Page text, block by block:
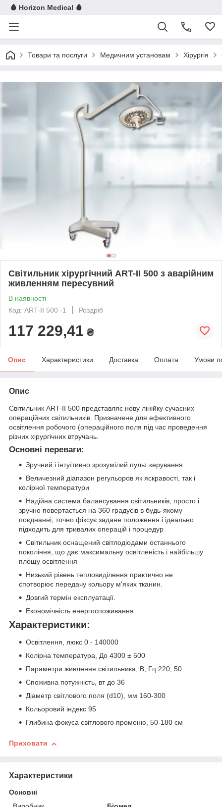
🩸 Horizon Medical 🩸
Товари та послуги Медичним установам Хірургія
Світильник хірургічний ART-II 500 з аварійним
живленням пересувний
В наявності
Код: ART-II 500 -1
Роздріб
117 229,41 ₴
Опис Характеристики Доставка Оплата Умови
Опис
Світильник ART-II 500 представляє нову лінійку сучасних
операційних світильників. Призначене для ефективного
освітлення робочого (операційного поля під час проведення
різних хірургічних втручань.
Основні переваги:
Зручний і інтуїтивно зрозумілий пульт керування
Величезний діапазон регульоров як яскравості, так і
колірної температури
Надійна система балансування світильників, просто і
зручно повертається на 360 градусів в будь-якому
поєднанні, точно фіксує задане положення і ідеально
підходить для тривалих операцій і процедур
Світильник оснащений світлодіодами останнього
покоління, що дає максимальну освітленість і найбільшу
площу освітлення
Низький рівень тепловиділення практично не
спотворює передачу кольору м'яких тканин.
Довгий термін експлуатації.
Економічність енергоспоживання.
Характеристики:
Освітлення, люкс 0 - 140000
Колірна температура, До 4300 ± 500
Параметри живлення світильника, В, Гц 220, 50
Споживна потужність, вт до 36
Діаметр світлового поля (d10), мм 160-300
Кольоровий індекс 95
Глибина фокуса світлового променю, 50-180 см
Приховати
Характеристики
Основні